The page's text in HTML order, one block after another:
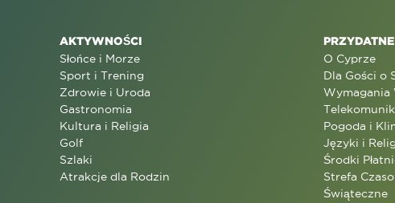
AKTYWNOŚCI
Słońce i Morze
Sport i Trening
Zdrowie i Uroda
Gastronomia
Kultura i Religia
Golf
Szlaki
Atrakcje dla Rodzin
O Cyprze
Dla Gości o
Wymagania
Pogoda i
Języki i
Środki
Strefa
Świąteczne